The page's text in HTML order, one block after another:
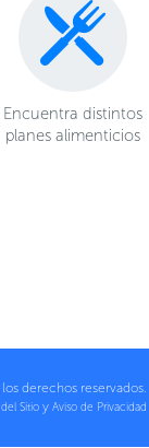
Encuentra distintos
planes alimenticios
derechos reservados.
Sitioy Aviso de Privacidad